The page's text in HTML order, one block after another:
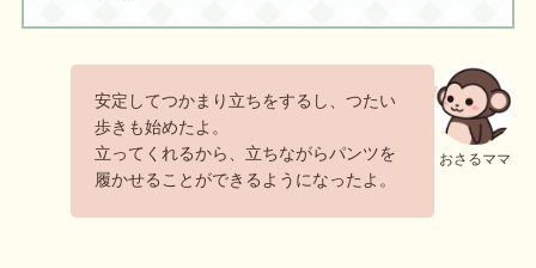
おさるママ
安定してつかまり立ちをするし、つたい
歩きも始めたよ。
立ってくれるから、立ちながらパンツを
履かせることができるようになったよ。